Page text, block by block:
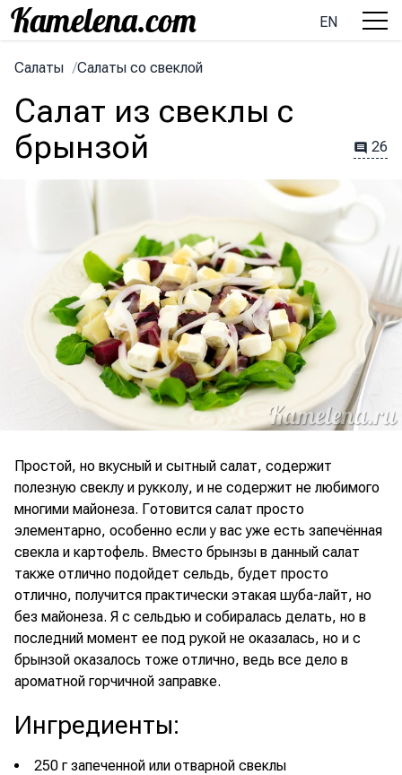
EN
Салаты /Салаты со свеклой
Салат из свеклы с
брынзой
26
Простой, но вкусный и сытный салат, содержит
полезную свеклу и рукколу, и не содержит не любимого
многими майонеза. Готовится салат просто
элементарно, особенно если у вас уже есть запечённая
свекла и картофель. Вместо брынзы в данный салат
также отлично подойдет сельдь, будет просто
отлично, получится практически этакая шуба-лайт, но
без майонеза. Я с сельдью и собиралась делать, но в
последний момент ее под рукой не оказалась, но и с
брынзой оказалось тоже отлично, ведь все дело в
ароматной горчичной заправке.
Ингредиенты:
250 г запеченной или отварной свеклы